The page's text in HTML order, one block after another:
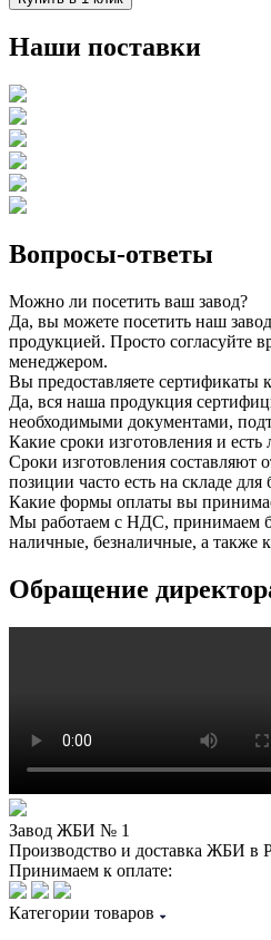
Наши поставки
Вопросы-ответы
Можно ли посетить ваш завод?
Да, вы можете посетить наш
продукцией. Просто согласуйте
менеджером.
Вы предоставляете сертификаты
Да, вся наша продукция
необходимыми документами,
Какие сроки изготовления и
Сроки изготовления составляют
позиции часто есть на складе для
Какие формы оплаты вы
Мы работаем с НДС, принимаем
наличные, безналичные, а также
Обращение
Завод ЖБИ № 1
Производство и доставка ЖБИ в
Принимаем к оплате:
Категории товаров